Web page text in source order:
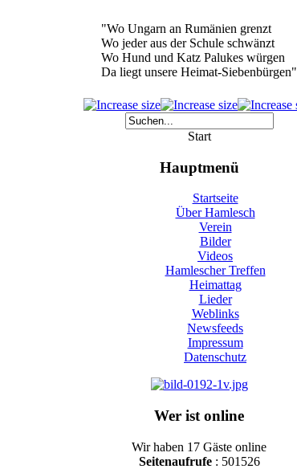
"Wo Ungarn an Rumänien grenzt
Wo jeder aus der Schule schwänzt
Wo Hund und Katz Palukes würgen
Da liegt unsere Heimat-Siebenbürgen"
Start
Hauptmenü
Startseite
Über Hamlesch
Verein
Bilder
Videos
Hamlescher Treffen
Heimattag
Lieder
Weblinks
Newsfeeds
Impressum
Datenschutz
Wer ist online
Wir haben 17 Gäste online
Seitenaufrufe: 501526